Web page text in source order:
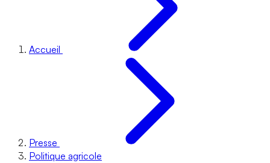
Accueil
Presse
Politique agricole